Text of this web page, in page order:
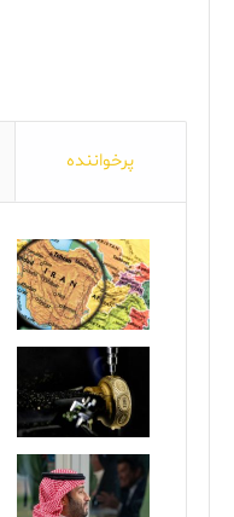
پرخواننده